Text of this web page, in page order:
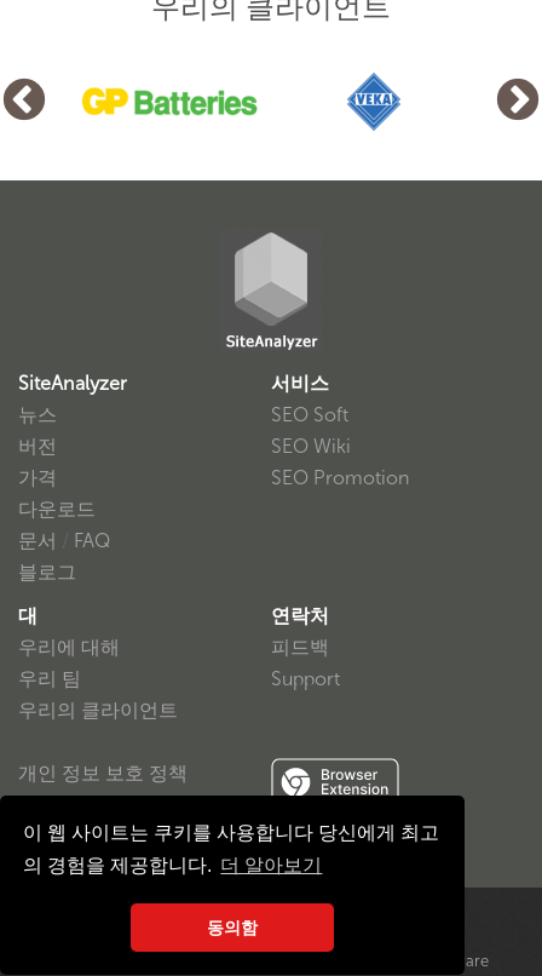
이 웹 사이트는 쿠키를 사용합니다 당신에게 최고
의 경험을 제공합니다. 더 알아보기
동의함
SiteAnalyzer
뉴스
버전
가격
다운로드
문서
FAQ
블로그
서비스
SEO Soft
SEO Wiki
SEO Promotion
대
우리에 대해
우리 팀
우리의 클라이언트
개인 정보 보호 정책
연락처
피드백
Support
© 저작권 2016-2026
BrokenByte Software